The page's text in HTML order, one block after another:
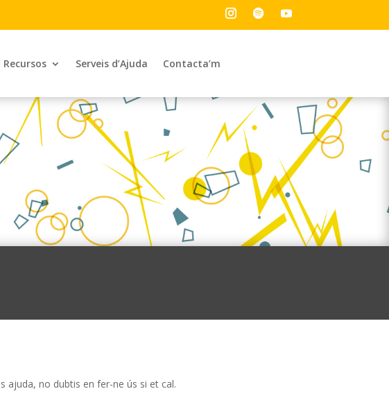
Recursos Serveis d’Ajuda Contacta’m
ajuda, no dubtis en fer-ne ús si et cal.